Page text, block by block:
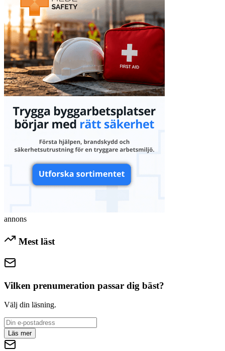
annons
Mest läst
Vilken prenumeration passar dig bäst?
Välj din läsning.
Läs mer